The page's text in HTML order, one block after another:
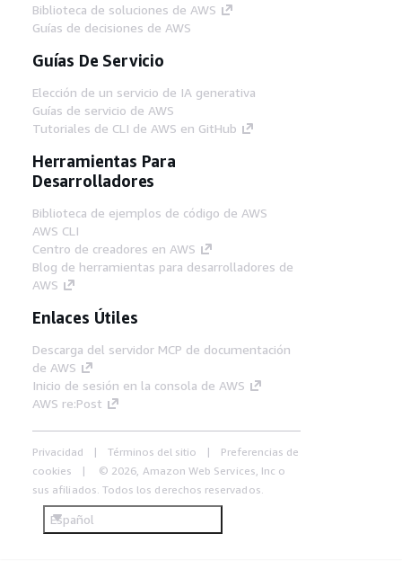
Biblioteca de soluciones de AWS
Guías de decisiones de AWS
Guías De Servicio
Elección de un servicio de IA generativa
Guías de servicio de AWS
Tutoriales de CLI de AWS en GitHub
Herramientas Para
Desarrolladores
Biblioteca de ejemplos de código de AWS
AWS CLI
Centro de creadores en AWS
Blog de herramientas para desarrolladores de
AWS
Enlaces Útiles
Descarga del servidor MCP de documentación
de AWS
Inicio de sesión en la consola de AWS
AWS re:Post
Privacidad Términos del sitio
Preferencias de
cookies
© 2026, Amazon Web Services, Inc o
sus afiliados. Todos los derechos reservados.
Español